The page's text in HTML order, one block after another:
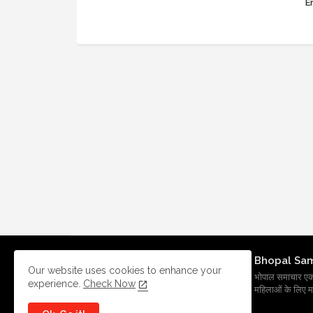
Bhopal
भोपाल समाचार एक
महिलाओं के लिए
Our website uses cookies to enhance your
experience. Check Now